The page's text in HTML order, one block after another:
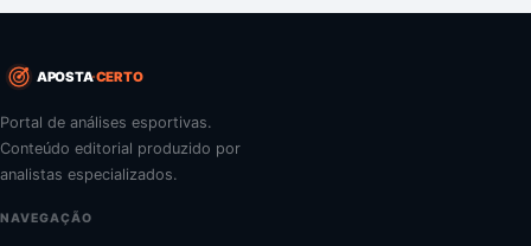
APOSTACERTO
Portal de análises esportivas.
Conteúdo editorial produzido por
analistas especializados.
NAVEGAÇÃO